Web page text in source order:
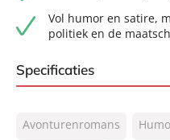
Vol humor en satire,
politiek en de
Specificaties
NUR:
302
Avonturenromans